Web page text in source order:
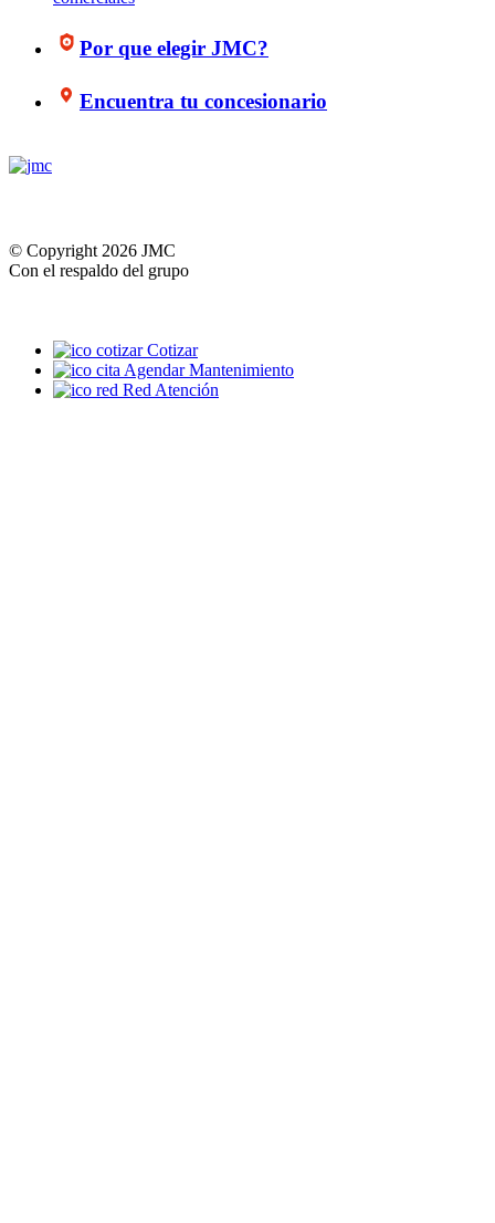
Por que elegir JMC?
Encuentra tu concesionario
© Copyright 2026 JMC
Con el respaldo del grupo
Cotizar
Agendar Mantenimiento
Red Atención